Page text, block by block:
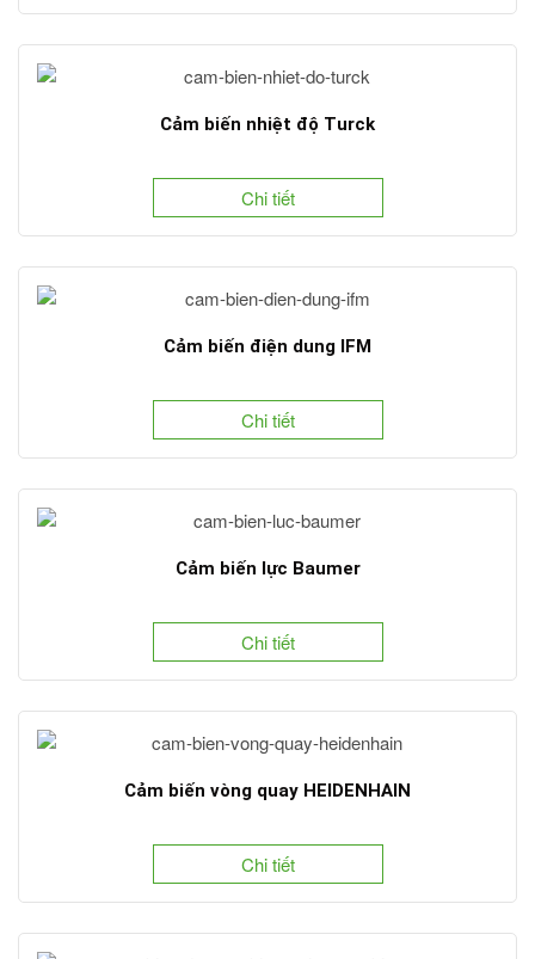
Cảm biến nhiệt độ Turck
Chi tiết
Cảm biến điện dung IFM
Chi tiết
Cảm biến lực Baumer
Chi tiết
Cảm biến vòng quay HEIDENHAIN
Chi tiết